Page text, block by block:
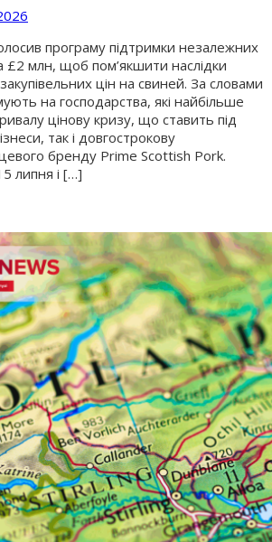
програму підтримки незалежних
£2 млн, щоб пом’якшити наслідки
цін на свиней. За словами
на господарства, які найбільше
цінову кризу, що ставить під
так і довгострокову
бренду Prime Scottish Pork.
липня і […]